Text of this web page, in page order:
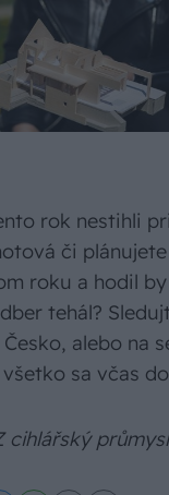
rok nestihli
či
roku a hodil
tehál?
alebo na
všetko sa včas
cihlářský